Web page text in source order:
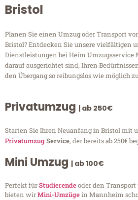
Bristol
Planen Sie einen Umzug oder Transport
Bristol? Entdecken Sie unsere vielfältigen
Dienstleistungen bei Heim Umzugsservice
darauf ausgerichtet sind, Ihren
den Übergang so reibungslos wie möglich
Privatumzug | ab 250€
Starten Sie Ihren Neuanfang in Bristol mit
PrivatumzugService, der bereits ab 250€
Mini Umzug | ab 100€
Perfekt fürStudierendeoder den
bieten wirMini-Umzügein Mannheim